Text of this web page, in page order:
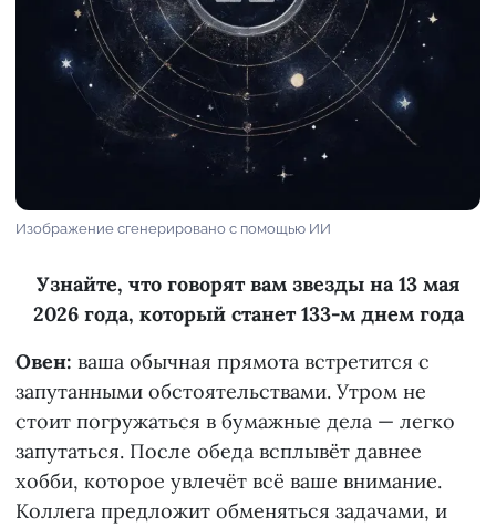
Изображение сгенерировано с помощью ИИ
Узнайте, что говорят вам звезды на 13 мая
2026 года, который станет 133-м днем года
Овен: ваша обычная прямота встретится с
запутанными обстоятельствами. Утром не
стоит погружаться в бумажные дела — легко
запутаться. После обеда всплывёт давнее
хобби, которое увлечёт всё ваше внимание.
Коллега предложит обменяться задачами, и